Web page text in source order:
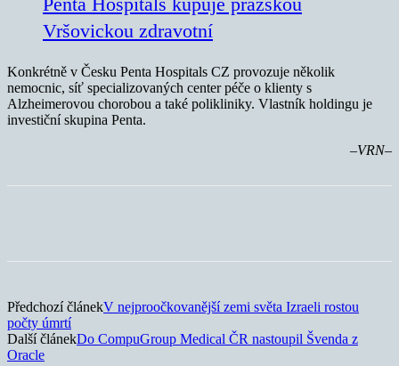
Vršovickou zdravotní
Konkrétně v Česku Penta Hospitals CZ provozuje několik
nemocnic, síť specializovaných center péče o klienty s
Alzheimerovou chorobou a také polikliniky. Vlastník holdingu je
investiční skupina Penta.
–VRN–
Předchozí článekV nejproočkovanější zemi světa Izraeli rostou
počty úmrtí
Další článekDo CompuGroup Medical ČR nastoupil Švenda z
Oracle